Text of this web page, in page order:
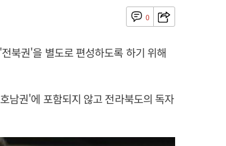
0
북권'을 별도로 편성하도록 하기 위해
남권'에 포함되지 않고 전라북도의 독자